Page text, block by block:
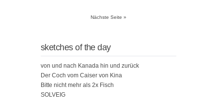
Nächste Seite »
sketches of the day
von und nach Kanada hin und zurück
Der Coch vom Caiser von Kina
Bitte nicht mehr als 2x Fisch
SOLVEIG